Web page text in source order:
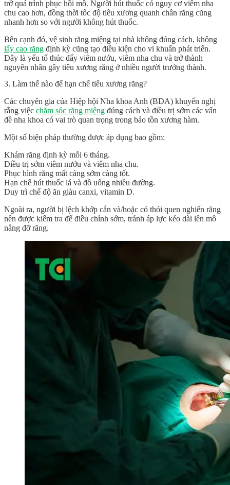
trở quá trình phục hồi mô. Người hút thuốc có nguy cơ viêm nha
chu cao hơn, đồng thời tốc độ tiêu xương quanh chân răng cũng
nhanh hơn so với người không hút thuốc.
Bên cạnh đó, vệ sinh răng miệng tại nhà không đúng cách, không
lấy cao răng định kỳ cũng tạo điều kiện cho vi khuẩn phát triển.
Đây là yếu tố thúc đẩy viêm nướu, viêm nha chu và trở thành
nguyên nhân gây tiêu xương răng ở nhiều người trưởng thành.
3. Làm thế nào để hạn chế tiêu xương răng?
Các chuyên gia của Hiệp hội Nha khoa Anh (BDA) khuyến nghị
rằng việc chăm sóc răng miệng đúng cách và điều trị sớm các vấn
đề nha khoa có vai trò quan trọng trong bảo tồn xương hàm.
Một số biện pháp thường được áp dụng bao gồm:
Khám răng định kỳ mỗi 6 tháng.
Điều trị sớm viêm nướu và viêm nha chu.
Phục hình răng mất càng sớm càng tốt.
Hạn chế hút thuốc lá và đồ uống nhiều đường.
Duy trì chế độ ăn giàu canxi, vitamin D.
Ngoài ra, người bị lệch khớp cắn và/hoặc có thói quen nghiến răng
nên được kiểm tra để điều chỉnh sớm, tránh áp lực kéo dài lên mô
nâng đỡ răng.